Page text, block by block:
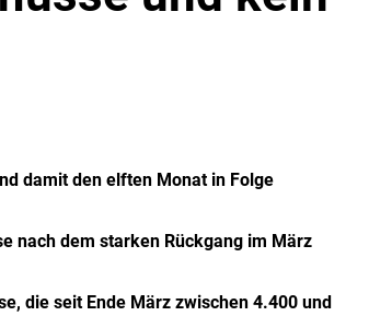
damit den elften Monat in Folge
nach dem starken Rückgang im März
die seit Ende März zwischen4.400 und